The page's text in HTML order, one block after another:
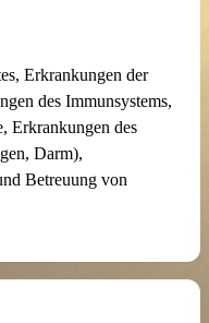
Erkrankungen der
des Immunsystems,
Erkrankungen des
Darm),
Betreuung von